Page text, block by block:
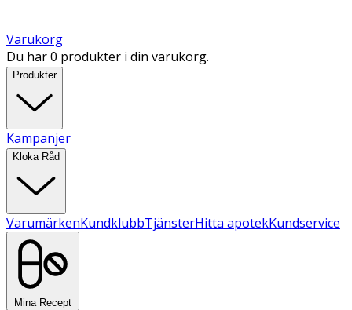
Varukorg
Du har 0 produkter i din varukorg.
Produkter
Kampanjer
Kloka Råd
VarumärkenKundklubbTjänsterHitta apotekKundservice
Mina Recept